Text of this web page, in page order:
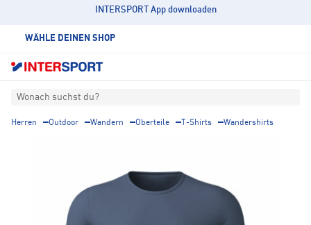
INTERSPORT App downloaden
WÄHLE DEINEN SHOP
Wonach suchst du?
Herren Outdoor Wandern Oberteile T-Shirts Wandershirts